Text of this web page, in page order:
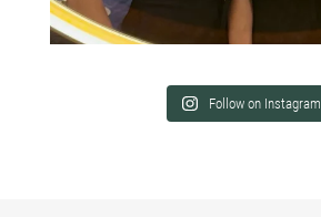
Follow on Instagram